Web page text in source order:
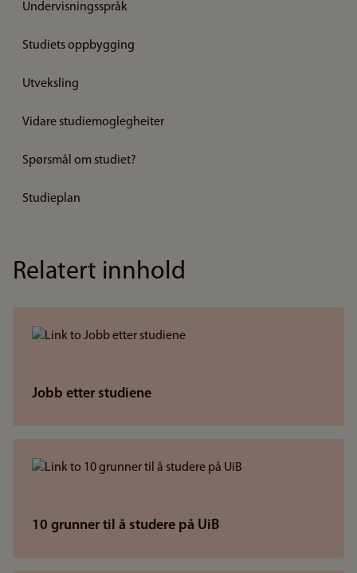
Undervisningsspråk
Studiets oppbygging
Utveksling
Vidare studiemoglegheiter
Spørsmål om studiet?
Studieplan
Relatert innhold
Jobb etter studiene
10 grunner til å studere på UiB